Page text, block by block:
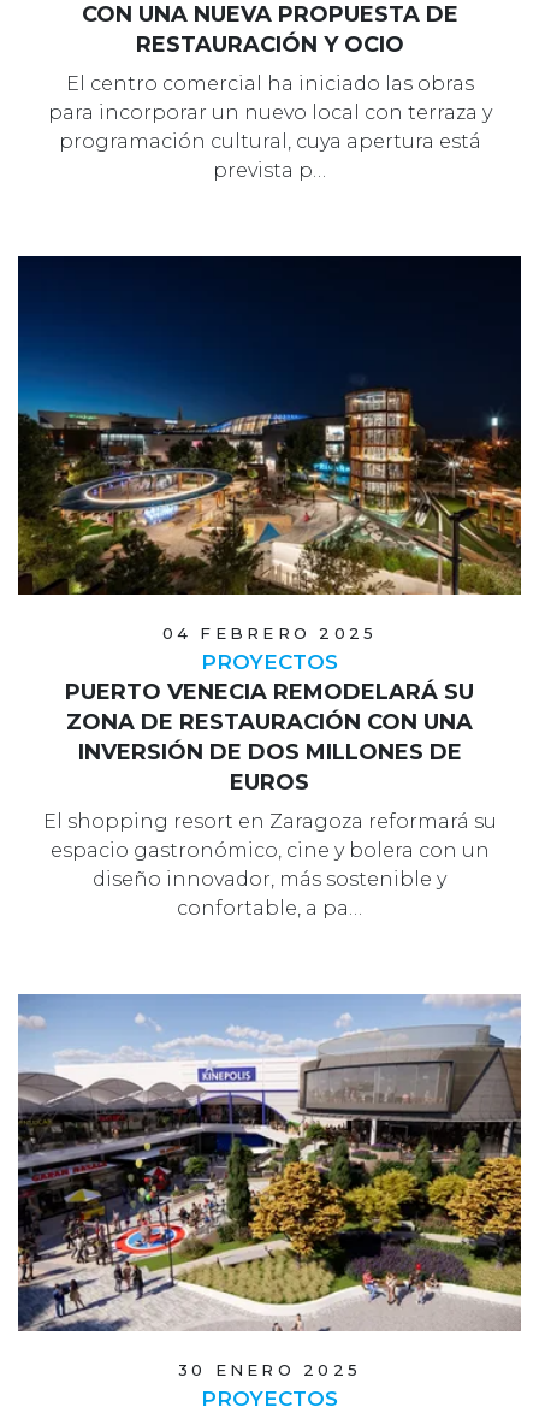
CON UNA NUEVA PROPUESTA DE
RESTAURACIÓN Y OCIO
El centro comercial ha iniciado las obras
para incorporar un nuevo local con terraza y
programación cultural, cuya apertura está
prevista p…
04 FEBRERO 2025
PROYECTOS
PUERTO VENECIA REMODELARÁ SU
ZONA DE RESTAURACIÓN CON UNA
INVERSIÓN DE DOS MILLONES DE
EUROS
El shopping resort en Zaragoza reformará su
espacio gastronómico, cine y bolera con un
diseño innovador, más sostenible y
confortable, a pa…
30 ENERO 2025
PROYECTOS